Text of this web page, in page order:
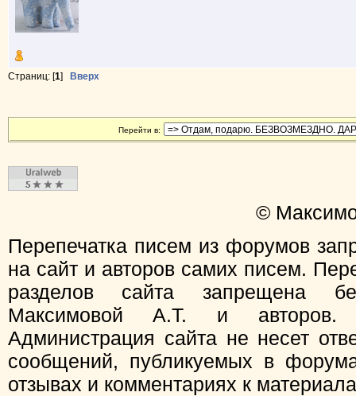
Страниц: [1] Вверх
Перейти в:
©
Перепечатка писем из форумов
на сайт и авторов самих писем.
разделов сайта запрещена
Максимовой А.Т. и
Администрация сайта не несет
сообщений, публикуемых в
отзывах и комментариях к